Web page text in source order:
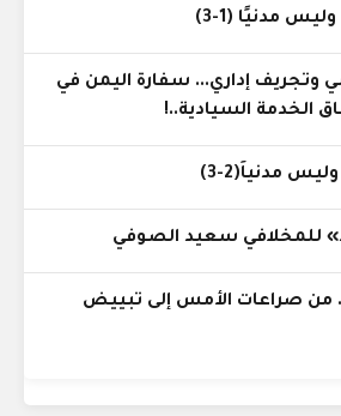
مدنيًا (1-3)
وتجريف إداري... سفارة اليمن في
الخدمة السيادية..!
مدنياً(2-3)
للمخلافي سعيد الصوفي
من صراعات الأمس إلى تبييض